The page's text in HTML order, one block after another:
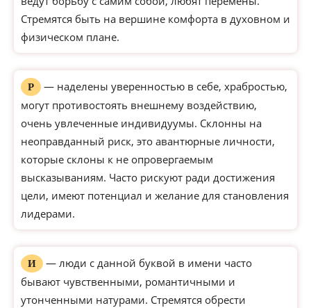
Стремятся быть на вершине комфорта в духовном и
физическом плане.
Р
— наделены уверенностью в себе, храбростью,
могут противостоять внешнему воздействию,
очень увлеченные индивидуумы. Склонны на
неоправданный риск, это авантюрные личности,
которые склоны к не опровергаемым
высказываниям. Часто рискуют ради достижения
цели, имеют потенциал и желание для становления
лидерами.
И
— люди с данной буквой в имени часто
бывают чувственными, романтичными и
утонченными натурами. Стремятся обрести